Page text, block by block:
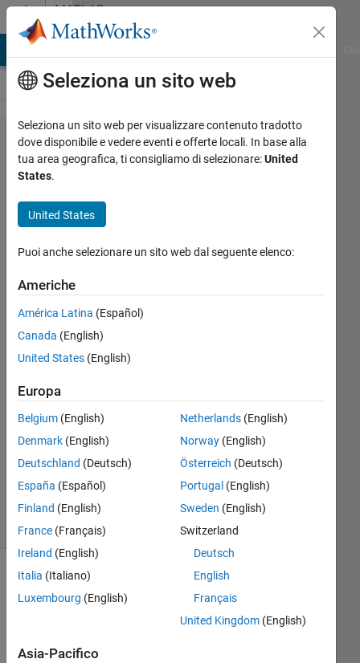
Vai al contenutoMATLAB
Answers
Data
Processing
mag)
amberly
hadden
23 Gen
2015
1
Risposta
accettata
Aggiornato
23 Gen
6
Visualizzazioni
(30 giorni)
Seleziona un sito web
Seleziona un sito web per visualizzare contenuto tradotto
dove disponibile e vedere eventi e offerte locali. In base alla
tua area geografica, ti consigliamo di selezionare:United
States.
United States
Puoi anche selezionare un sito web dal seguente elenco:
Americhe
América Latina (Español)
Canada (English)
United States (English)
Europa
Belgium (English)
Denmark (English)
Deutschland (Deutsch)
España (Español)
Finland (English)
France (Français)
Ireland (English)
Italia (Italiano)
Luxembourg (English)
Netherlands(English)
Norway(English)
Österreich (Deutsch)
Portugal (English)
Sweden (English)
Switzerland
Deutsch
English
Français
United Kingdom(English)
Asia-Pacifico